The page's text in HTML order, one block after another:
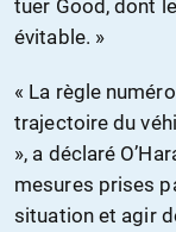
tuer Good, dont
évitable. »
« La règle
trajectoire du
», a déclaré
mesures prises
situation et agir